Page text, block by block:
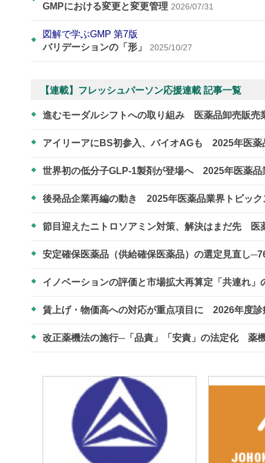
GMPにおける変更と変更管理 2026/07/31
図解で学ぶGMP 第7版
バリデーションの「形」
2025/10/27
【連載】フレッシュパーソン応援連載 記事一覧
進むモーダルシフトへの取り組み 医薬品卸売販売
アイリーアにBS初参入、バイオAGも 2025年医
世界初の低分子GLP-1製剤が登場へ 2025年医薬
後発品企業再編の動き 2025年医薬品業界トピッ
節目迎えたニトロソアミン対策、解決はまだ先 医
安定確保医薬品（供給確保医薬品）の選定見直し
イノベーションの評価と市場拡大再算定「共連れ
賃上げ・物価高への対応が重点項目に 2026年度
改正薬機法の施行─「品責」「安責」の法定化 薬